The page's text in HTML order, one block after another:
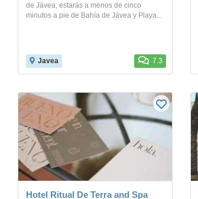
de Jávea, estarás a menos de cinco
minutos a pie de Bahía de Jávea y Playa...
Javea 7.3
Hotel Ritual De Terra and Spa